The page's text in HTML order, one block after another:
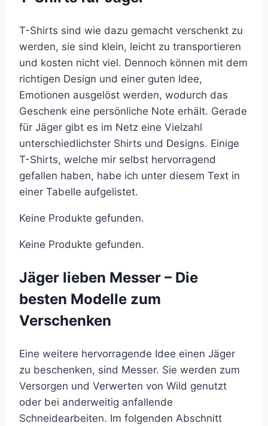
T-Shirts sind wie dazu gemacht verschenkt zu
werden, sie sind klein, leicht zu transportieren
und kosten nicht viel. Dennoch können mit dem
richtigen Design und einer guten Idee,
Emotionen ausgelöst werden, wodurch das
Geschenk eine persönliche Note erhält. Gerade
für Jäger gibt es im Netz eine Vielzahl
unterschiedlichster Shirts und Designs. Einige
T-Shirts, welche mir selbst hervorragend
gefallen haben, habe ich unter diesem Text in
einer Tabelle aufgelistet.
Keine Produkte gefunden.
Keine Produkte gefunden.
Jäger lieben Messer – Die
besten Modelle zum
Verschenken
Eine weitere hervorragende Idee einen Jäger
zu beschenken, sind Messer. Sie werden zum
Versorgen und Verwerten von Wild genutzt
oder bei anderweitig anfallende
Schneidearbeiten. Im folgenden Abschnitt